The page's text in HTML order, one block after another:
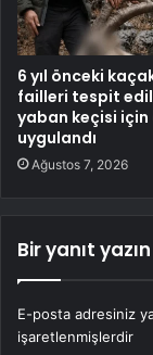
6 yıl önceki
failleri tespit
yaban keçisi için
uygulandı
Ağustos 7, 2026
Bir yanıt yazın
E-posta adresiniz
işaretlenmişlerdir